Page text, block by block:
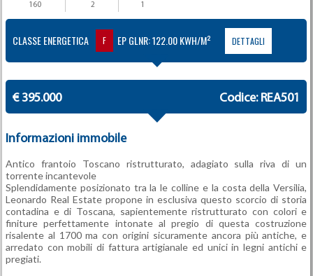
160
2
1
CLASSE ENERGETICA F EP GLNR: 122.00 KWH/M² DETTAGLI
€ 395.000 Codice: REA501
Informazioni immobile
Antico frantoio Toscano ristrutturato, adagiato sulla riva di un
torrente incantevole
Splendidamente posizionato tra la le colline e la costa della Versilia,
Leonardo Real Estate propone in esclusiva questo scorcio di storia
contadina e di Toscana, sapientemente ristrutturato con colori e
finiture perfettamente intonate al pregio di questa costruzione
risalente al 1700 ma con origini sicuramente ancora più antiche, e
arredato con mobili di fattura artigianale ed unici in legni antichi e
pregiati.